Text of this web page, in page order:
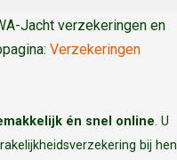
Jacht verzekeringen en
Verzekeringen
én snel online. U
bij hen